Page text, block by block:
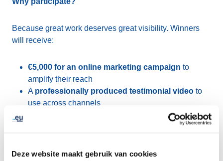
Deze website maakt gebruik van cookies
Because great work deserves great visibility. Winners
will receive:
€5,000 for an online marketing campaign to
amplify their reach
A professionally produced testimonial video to
use across channels
to proudly display on their
Whether it is a powerful business site, an artistic